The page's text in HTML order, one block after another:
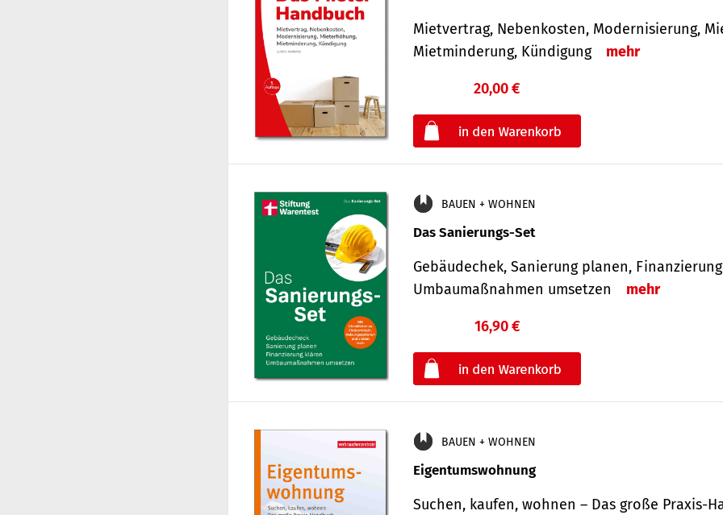
Mietvertrag, Nebenkosten, Modernisierung,
Mietminderung, Kündigung
mehr
20,00 €
BAUEN + WOHNEN
Das Sanierungs-Set
Gebäudechek, Sanierung planen,
Umbaumaßnahmen umsetzen
mehr
16,90 €
BAUEN + WOHNEN
Eigentumswohnung
Suchen, kaufen, wohnen – Das große Praxis-